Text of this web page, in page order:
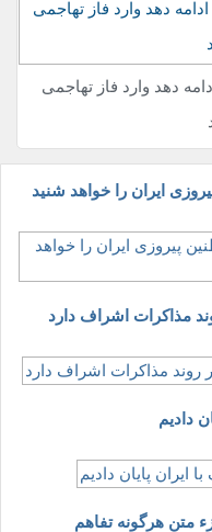
روزهای آینده جنگ را ادامه
ایران را خواهد شنید
مذاکرات اشراف دارد
دادیم
متن هرگونه تفاهم